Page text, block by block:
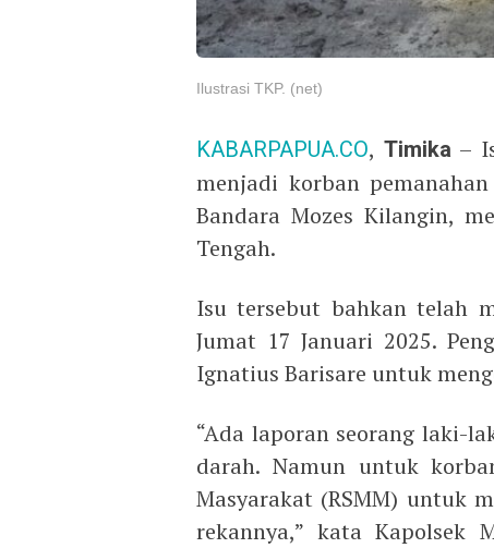
Ilustrasi TKP. (net)
KABARPAPUA.CO, Timika –
menjadi korban
Bandara Mozes Kilangin,
Tengah.
Isu tersebut bahkan telah
Jumat 17 Januari 2025.
Ignatius Barisare untuk
“Ada laporan seorang laki-
darah. Namun untuk
Masyarakat (RSMM) untuk
rekannya,” kata Kapolsek